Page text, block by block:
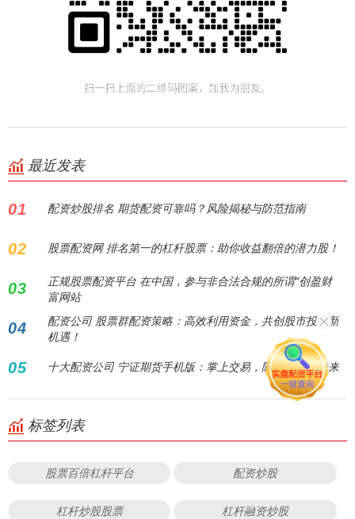
最近发表
01 配资炒股排名 期货配资可靠吗？风险揭秘与防范指南
02 股票配资网 排名第一的杠杆股票：助你收益翻倍的潜力股！
03
正规股票配资平台 在中国，参与非合法合规的所谓“创盈财
富网站
04
配资公司 股票群配资策略：高效利用资金，共创股市投资新
机遇！
05 十大配资公司 宁证期货手机版：掌上交易，随时随地赢未来
标签列表
股票百倍杠杆平台 配资炒股
杠杆炒股股票 杠杆融资炒股